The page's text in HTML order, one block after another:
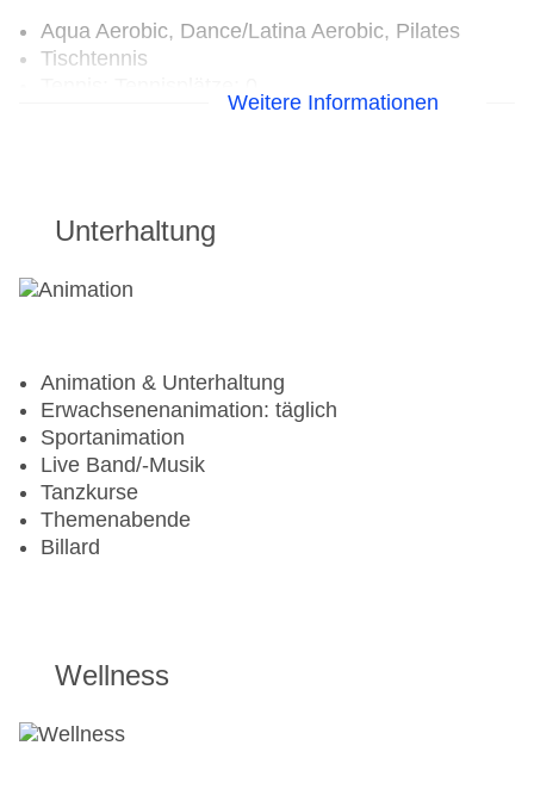
Aqua Aerobic, Dance/Latina Aerobic, Pilates
Tischtennis
Aerobic, Aqua Fitness, Bauch-Beine-Po,
Krafttraining, Personal Training, Step Aerobic,
Beachvolleyball
Weitere Informationen
Unterhaltung
Animation & Unterhaltung
Erwachsenenanimation: täglich
Sportanimation
Live Band/-Musik
Tanzkurse
Themenabende
Billard
Wellness